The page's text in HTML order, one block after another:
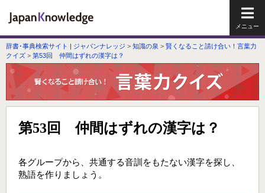
辞書･事典検索サイト | ジャパンナレッジ > 知識の泉 > 賢くなること請け合い！言葉力
クイズ > 第53回 仲間はずれの漢字は？
第53回 仲間はずれの漢字は？
各グループから、共通する音訓をもたない漢字を探し、
熟語を作りましょう。